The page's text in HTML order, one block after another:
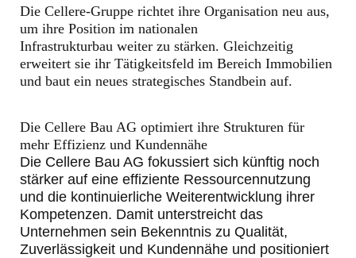
Die Cellere-Gruppe richtet ihre Organisation neu aus,
um ihre Position im nationalen
Infrastrukturbau weiter zu stärken. Gleichzeitig
erweitert sie ihr Tätigkeitsfeld im Bereich Immobilien
und baut ein neues strategisches Standbein auf.
Die Cellere Bau AG optimiert ihre Strukturen für
mehr Effizienz und Kundennähe
Die Cellere Bau AG fokussiert sich künftig noch
stärker auf eine effiziente Ressourcennutzung
und die kontinuierliche Weiterentwicklung ihrer
Kompetenzen. Damit unterstreicht das
Unternehmen sein Bekenntnis zu Qualität,
Zuverlässigkeit und Kundennähe und positioniert